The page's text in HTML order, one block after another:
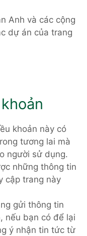
Anh và các cộng
dự án của trang
khoản này có
tương lai mà
người sử dụng.
những thông tin
cập trang này
gửi thông tin
nếu bạn có để lại
ý nhận tin tức từ